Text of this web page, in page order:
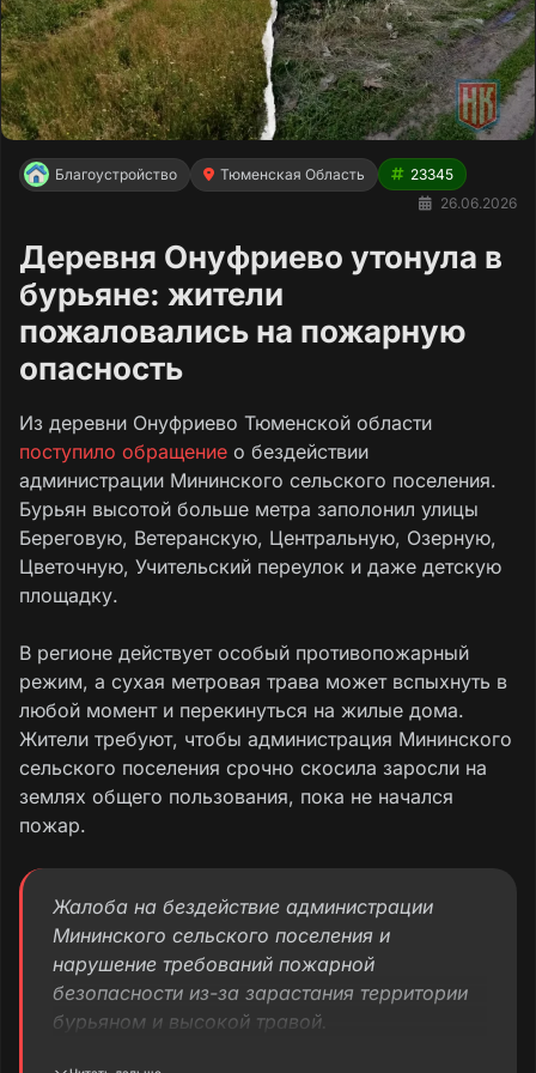
Благоустройство Тюменская Область
23345
26.06.2026
Деревня Онуфриево утонула в
бурьяне: жители
пожаловались на пожарную
опасность
Из деревни Онуфриево Тюменской области
поступило обращение о бездействии
администрации Мининского сельского поселения.
Бурьян высотой больше метра заполонил улицы
Береговую, Ветеранскую, Центральную, Озерную,
Цветочную, Учительский переулок и даже детскую
площадку.
В регионе действует особый противопожарный
режим, а сухая метровая трава может вспыхнуть в
любой момент и перекинуться на жилые дома.
Жители требуют, чтобы администрация Мининского
сельского поселения срочно скосила заросли на
землях общего пользования, пока не начался
пожар.
Жалоба на бездействие администрации
Мининского сельского поселения и
нарушение требований пожарной
безопасности из-за зарастания территории
бурьяном и высокой травой.